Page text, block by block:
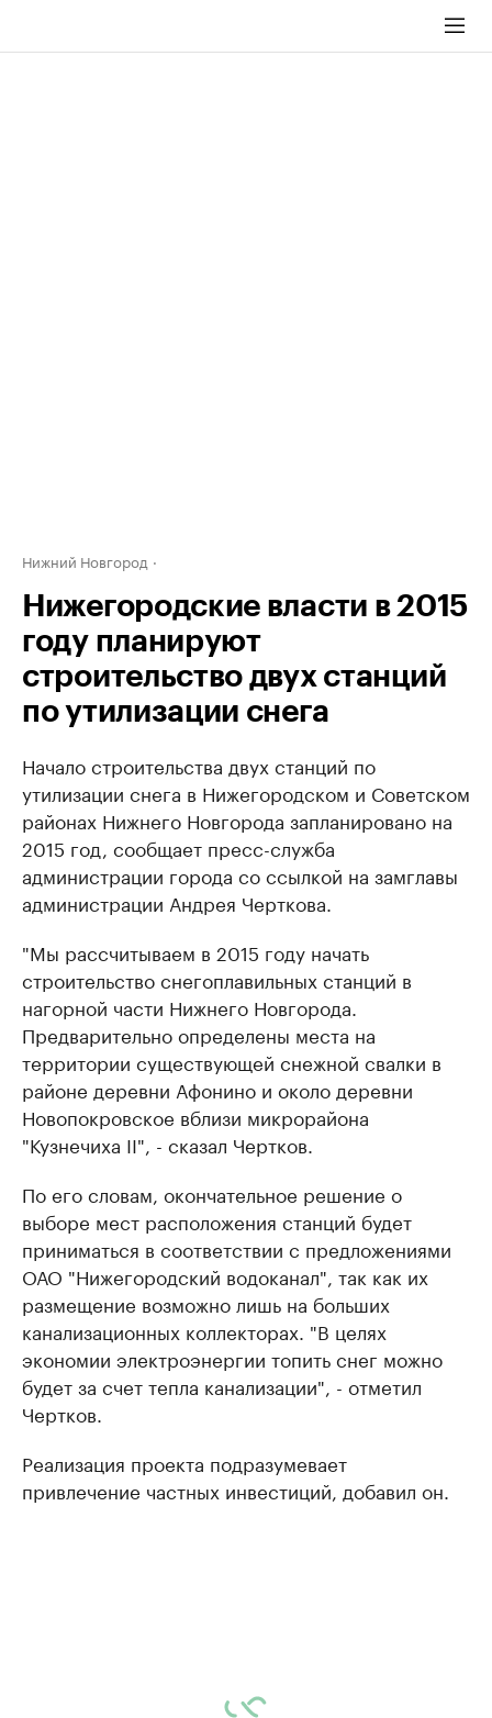
Нижний Новгород
Нижегородские власти в 2015
году планируют
строительство двух станций
по утилизации снега
Начало строительства двух станций по
утилизации снега в Нижегородском и Советском
районах Нижнего Новгорода запланировано на
2015 год, сообщает пресс-служба
администрации города со ссылкой на замглавы
администрации Андрея Черткова.
"Мы рассчитываем в 2015 году начать
строительство снегоплавильных станций в
нагорной части Нижнего Новгорода.
Предварительно определены места на
территории существующей снежной свалки в
районе деревни Афонино и около деревни
Новопокровское вблизи микрорайона
"Кузнечиха II", - сказал Чертков.
По его словам, окончательное решение о
выборе мест расположения станций будет
приниматься в соответствии с предложениями
ОАО "Нижегородский водоканал", так как их
размещение возможно лишь на больших
канализационных коллекторах. "В целях
экономии электроэнергии топить снег можно
будет за счет тепла канализации", - отметил
Чертков.
Реализация проекта подразумевает
привлечение частных инвестиций, добавил он.